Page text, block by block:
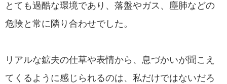
とても過酷な環境であり、落盤やガス、塵肺などの
危険と常に隣り合わせでした。
リアルな鉱夫の仕草や表情から、息づかいが聞こえ
てくるように感じられるのは、私だけではないだろ